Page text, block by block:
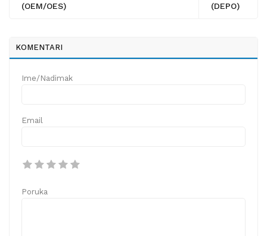
(OEM/OES)
(DEPO)
KOMENTARI
Ime/Nadimak
Email
Poruka